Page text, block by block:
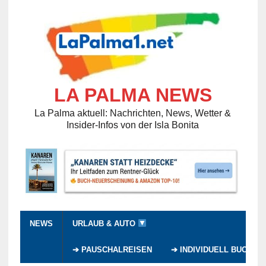
LA PALMA NEWS
La Palma aktuell: Nachrichten, News, Wetter &
Insider-Infos von der Isla Bonita
NEWS URLAUB & AUTO
➔ PAUSCHALREISEN ➔ INDIVIDUELL BUCHEN